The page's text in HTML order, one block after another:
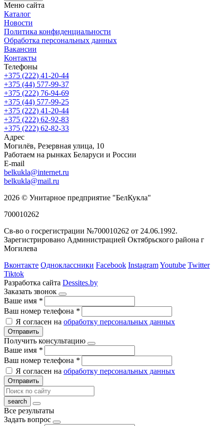
Меню сайта
Каталог
Новости
Политика конфиденциальности
Обработка персональных данных
Вакансии
Контакты
Телефоны
+375 (222) 41-20-44
+375 (44) 577-99-37
+375 (222) 76-94-69
+375 (44) 577-99-25
+375 (222) 41-20-44
+375 (222) 62-92-83
+375 (222) 62-82-33
Адрес
Могилёв, Резервная улица, 10
Работаем на рынках Беларуси и России
E-mail
belkukla@internet.ru
belkukla@mail.ru
2026 © Унитарное предприятие "БелКукла"
700010262
Св-во о госрегистрации №700010262 от 24.06.1992.
Зарегистрировано Администрацией Октябрьского района г
Могилева
Вконтакте Одноклассники Facebook InstagramYoutube Twitter
Tiktok
Разработка сайта Dessites.by
Заказать звонок
Ваше имя *
Ваш номер телефона *
Я согласен на обработку персональных данных
Отправить
Получить консультацию
Ваше имя *
Ваш номер телефона *
Я согласен на обработку персональных данных
Отправить
Все результаты
Задать вопрос